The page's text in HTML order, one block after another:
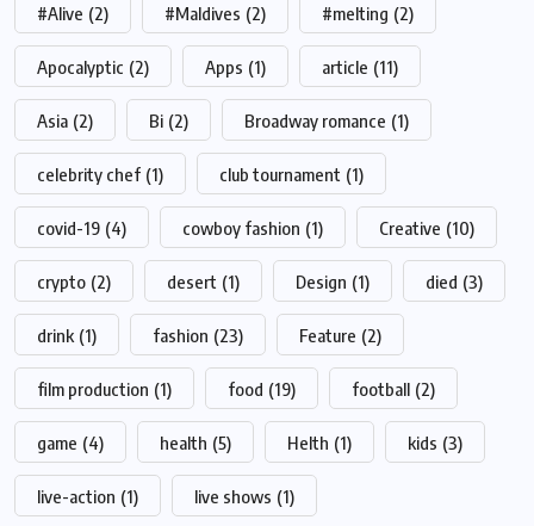
#Alive (2) #Maldives (2) #melting (2)
Apocalyptic (2) Apps (1) article (11)
Asia (2) Bi (2) Broadway romance (1)
celebrity chef (1) club tournament (1)
covid-19 (4) cowboy fashion (1) Creative (10)
crypto (2) desert (1) Design (1) died (3)
drink (1) fashion (23) Feature (2)
film production (1) food (19) football (2)
game (4) health (5) Helth (1) kids (3)
live-action (1) live shows (1)